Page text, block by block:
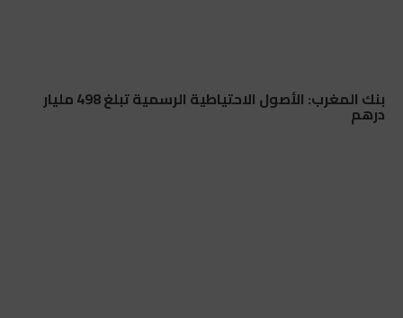
بنك المغرب: الأصول الاحتياطية الرسمية تبلغ 498 مليار
درهم